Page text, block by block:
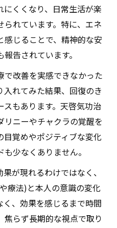
くくなり、日常生活が楽
れています。特に、エネ
感じることで、精神的な安
告されています。
で改善を実感できなかった
れてみた結果、回復のき
もあります。天啓気功治
ニーやチャクラの覚醒を
覚めやポジティブな変化
少なくありません。
が現れるわけではなく、
療法)と本人の意識の変化
、効果を感じるまで時間
らず長期的な視点で取り